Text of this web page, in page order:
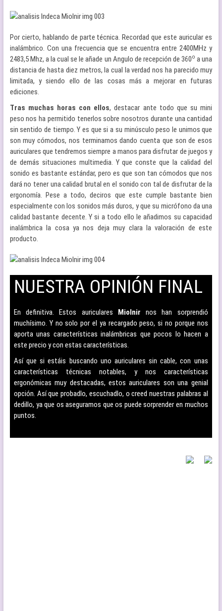
Por cierto, hablando de parte técnica. Recordad que este auricular es
inalámbrico. Con una frecuencia que se encuentra entre 2400MHz y
2483,5 Mhz, a la cual se le añade un Angulo de recepción de 360o a una
distancia de hasta diez metros, la cual la verdad nos ha parecido muy
limitada, y siendo ello de las cosas más a mejorar en futuras
ediciones.
Tras muchas horas con ellos, destacar ante todo que su mini
peso nos ha permitido tenerlos sobre nosotros durante una cantidad
sin sentido de tiempo. Y es que si a su minúsculo peso le unimos que
son muy cómodos, nos terminamos dando cuenta que son de esos
auriculares que tendremos siempre a manos para disfrutar de juegos y
de demás situaciones multimedia. Y que conste que la calidad del
sonido es bastante estándar, pero es que son tan cómodos que nos
dará no tener una calidad brutal en el sonido con tal de disfrutar de la
ergonomía. Pese a todo, deciros que este cumple bastante bien
especialmente con los sonidos más duros, y que su micrófono da una
calidad bastante decente. Y si a todo ello le añadimos su capacidad
inalámbrica la cosa ya nos deja muy clara la valoración de este
producto.
NUESTRA OPINIÓN FINAL
En definitiva. Estos auriculares Miolnir nos han sorprendió
muchísimo. Y no solo por el ya recargado peso, si no porque nos
aporta unas características inalámbricas que pocos lo hacen a
este precio y con estas características.
Así que si estáis buscando uno auriculares sin cable, con unas
características técnicas notables, y nos características
ergonómicas muy destacadas, estos auriculares son una genial
opción. Así que probadlo, escuchadlo, o creed nuestras palabras al
dedillo, ya que os aseguramos que os puede sorprender en muchos
puntos.